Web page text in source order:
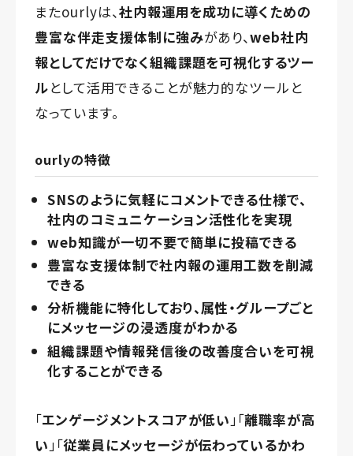
またourlyは、社内報運用を成功に導くための
豊富な伴走支援体制に強みがあり、web社内
報としてだけでなく組織課題を可視化するツー
ルとして活用できることが魅力的なツールと
なっています。
ourlyの特徴
SNSのように気軽にコメントできる仕様で、
社内のコミュニケーション活性化を実現
web知識が一切不要で簡単に投稿できる
豊富な支援体制で社内報の運用工数を削減
できる
分析機能に特化しており、属性・グループごと
にメッセージの浸透度がわかる
組織課題や情報発信後の改善度合いを可視
化することができる
「エンゲージメントスコアが低い 」「離職率が高
い 」「従業員にメッセージが伝わっているかわ